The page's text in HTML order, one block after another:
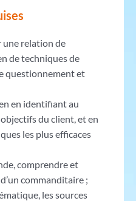
relation de
de techniques de
questionnement et
en identifiant au
du client, et en
les plus efficaces
comprendre et
commanditaire ;
les sources